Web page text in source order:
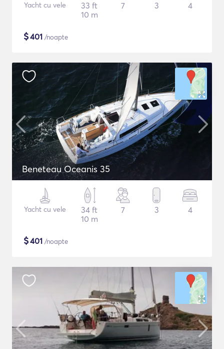
Yacht cu vele
33 ft
10 m
7 3 4
$401 /noapte
Beneteau Oceanis 35
Yacht cu vele
34 ft
10 m
7 3 4
$401 /noapte